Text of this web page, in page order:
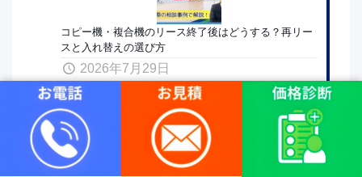
コピー機・複合機のリース終了後はどうする？再リー
スと入れ替えの選び方
2026年7月29日
複合機（コピー機）の再リースとは？入れ替えとの違